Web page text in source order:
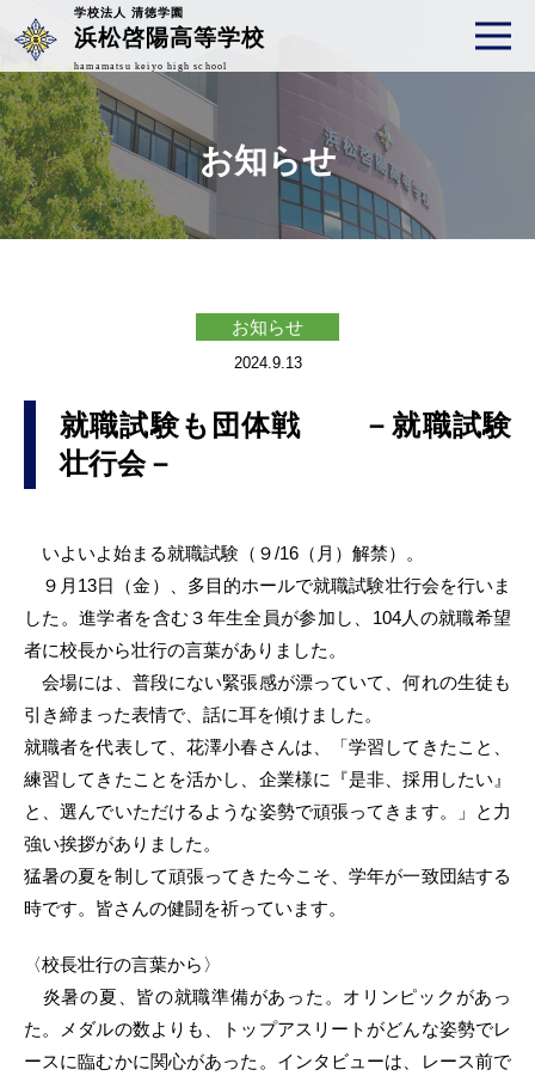
学校法人 清徳学園
浜松啓陽高等学校
hamamatsu keiyo high school
お知らせ
お知らせ
2024.9.13
就職試験も団体戦 －就職試験
壮行会－
いよいよ始まる就職試験（９/16（月）解禁）。
９月13日（金）、多目的ホールで就職試験壮行会を行いま
した。進学者を含む３年生全員が参加し、104人の就職希望
者に校長から壮行の言葉がありました。
会場には、普段にない緊張感が漂っていて、何れの生徒も
引き締まった表情で、話に耳を傾けました。
就職者を代表して、花澤小春さんは、「学習してきたこと、
練習してきたことを活かし、企業様に『是非、採用したい』
と、選んでいただけるような姿勢で頑張ってきます。」と力
強い挨拶がありました。
猛暑の夏を制して頑張ってきた今こそ、学年が一致団結する
時です。皆さんの健闘を祈っています。
〈校長壮行の言葉から〉
炎暑の夏、皆の就職準備があった。オリンピックがあっ
た。メダルの数よりも、トップアスリートがどんな姿勢でレ
ースに臨むかに関心があった。インタビューは、レース前で